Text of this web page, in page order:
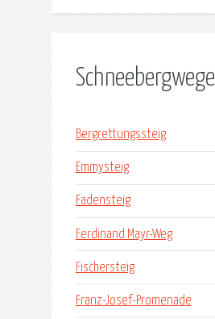
Schneebergwege
Bergrettungssteig
Emmysteig
Fadensteig
Ferdinand Mayr-Weg
Fischersteig
Franz-Josef-Promenade